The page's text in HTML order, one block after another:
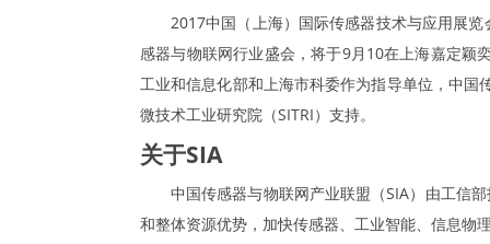
2017中国（上海）国际传感器技术与应用展
感器与物联网行业盛会，将于9月10在上海嘉定颖
工业和信息化部和上海市科委作为指导单位，中国
微技术工业研究院（SITRI）支持。
关于SIA
中国传感器与物联网产业联盟（SIA）由工信
和整体资源优势，加快传感器、工业智能、信息物